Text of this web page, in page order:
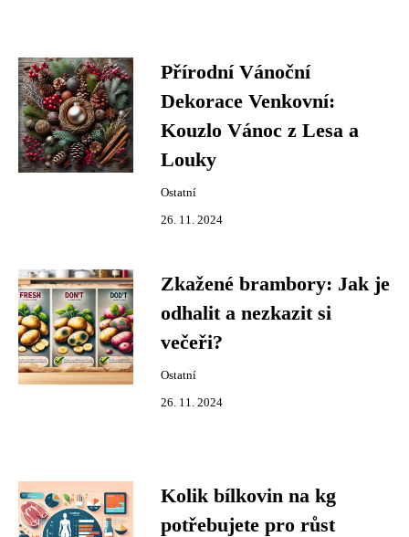
Přírodní Vánoční
Dekorace Venkovní:
Kouzlo Vánoc z Lesa a
Louky
Ostatní
26. 11. 2024
Zkažené brambory: Jak je
odhalit a nezkazit si
večeři?
Ostatní
26. 11. 2024
Kolik bílkovin na kg
potřebujete pro růst